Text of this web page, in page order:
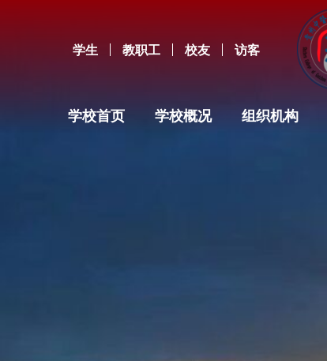
学生 教职工 校友 访客
学校首页 学校概况 组织机构